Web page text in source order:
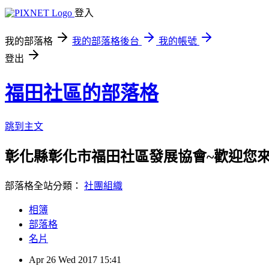
登入
我的部落格 我的部落格後台
我的帳號
登出
福田社區的部落格
跳到主文
彰化縣彰化市福田社區發展協會~歡迎您
部落格全站分類： 社團組織
相簿
部落格
名片
Apr 26 Wed 2017 15:41